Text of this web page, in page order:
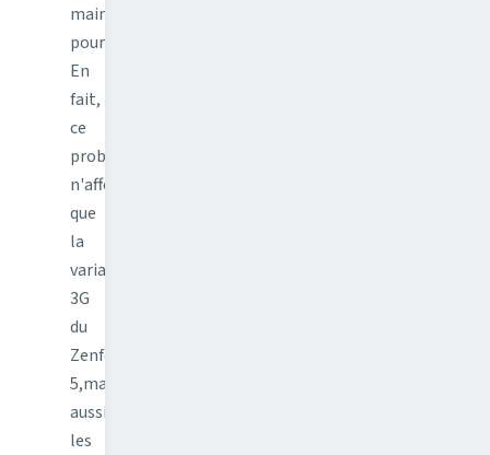
maintenant
pourquoi.
En
fait,
ce
problème
n'affecte
que
la
variante
3G
du
Zenfone
5,mais
aussi
les